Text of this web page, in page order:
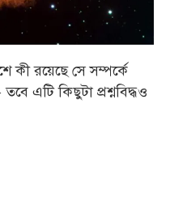
কী রয়েছে সে সম্পর্কে
এটি কিছুটা প্রশ্নবিদ্ধও